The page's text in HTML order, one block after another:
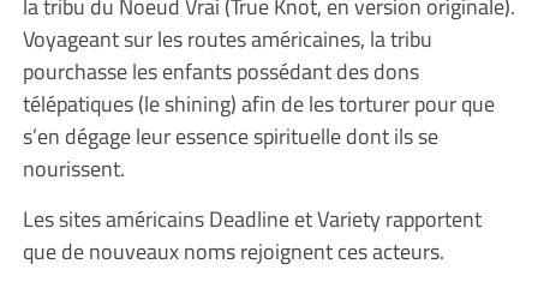
Voyageant sur les routes américaines, la tribu
pourchasse les enfants possédant des dons
télépatiques (le shining) afin de les torturer pour que
s’en dégage leur essence spirituelle dont ils se
nourissent.
Les sites américains Deadline et Variety rapportent
que de nouveaux noms rejoignent ces acteurs.